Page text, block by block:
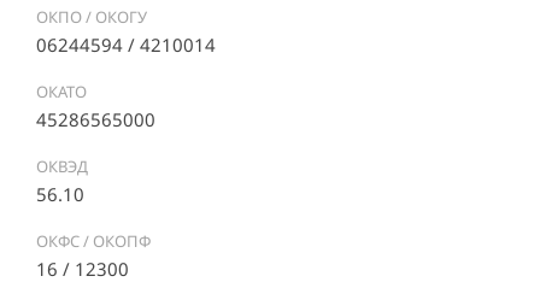
ОКПО / ОКОГУ
06244594 / 4210014
ОКАТО
45286565000
ОКВЭД
56.10
ОКФС / ОКОПФ
16 / 12300